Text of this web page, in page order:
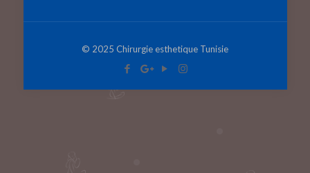
© 2025 Chirurgie esthetique Tunisie